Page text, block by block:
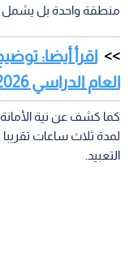
منطقة واحدة بل يشمل
اقرأ أيضا:
العام الدراسي 2026-2027 وحقيقة تأجيله
كما كشف عن نية
لمدة ثلاث ساعات
التعبيد.